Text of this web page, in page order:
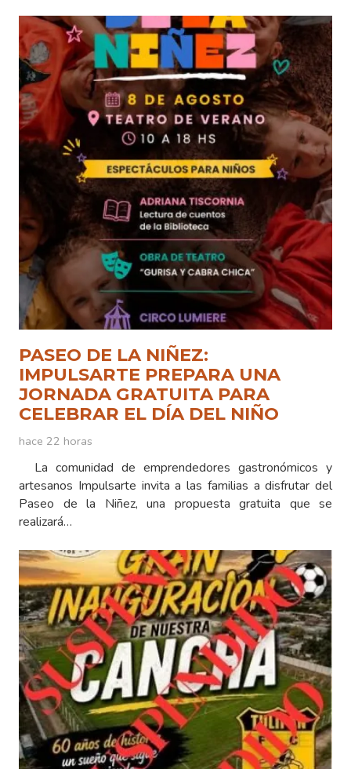
PASEO DE LA NIÑEZ:
IMPULSARTE PREPARA UNA
JORNADA GRATUITA PARA
CELEBRAR EL DÍA DEL NIÑO
hace 22 horas
La comunidad de emprendedores gastronómicos y
artesanos Impulsarte invita a las familias a disfrutar del
Paseo de la Niñez, una propuesta gratuita que se
realizará…